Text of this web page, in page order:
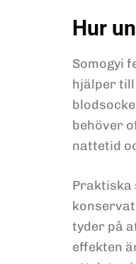
Hur
Somogyi
hjälper till
behöver
nattetid
Praktiska
tyder på
effekten